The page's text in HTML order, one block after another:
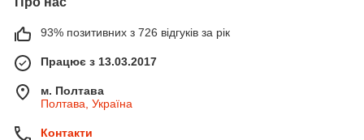
93% позитивних з 726 відгуків за рік
Працює з 13.03.2017
м. Полтава
Полтава, Україна
Контакти